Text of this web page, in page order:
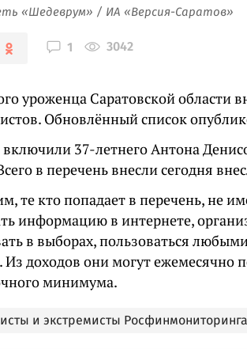
«Шедеврум» / ИА «Версия-Саратов»
1 3042
уроженца Саратовской области
Обновлённый список
37-летнего Антона
в перечень внесли сегодня
те кто попадает в перечень, не
информацию в интернете,
в выборах, пользоваться
Из доходов они могут ежемесячно
минимума.
и экстремисты Росфинмониторинга